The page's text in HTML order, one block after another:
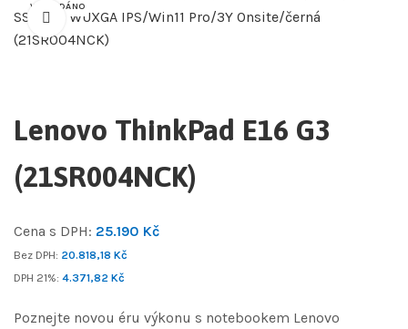
VYPRODÁNO
Lenovo ThinkPad E16 G3
(21SR004NCK)
Cena s DPH: 25.190 Kč
Bez DPH: 20.818,18 Kč
DPH 21%: 4.371,82 Kč
Poznejte novou éru výkonu s notebookem Lenovo